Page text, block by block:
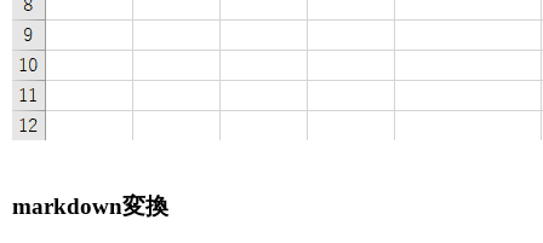
markdown変換